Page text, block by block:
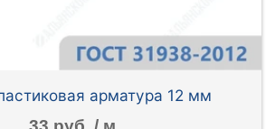
арматура 12 мм